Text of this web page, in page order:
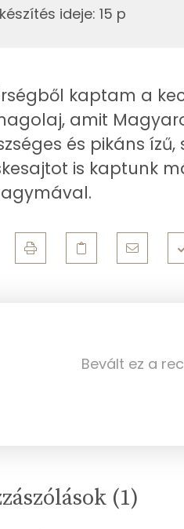
0g só
Összesen
Magnézium
Összesen
Összesen
Többszörösen telítetlen
ideje: 15 p
kaptam a
amit
és pikáns
is kaptunk
Bevált ez a
(1)